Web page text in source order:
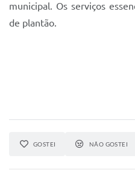
municipal. Os serviços
de plantão.
GOSTEI NÃO GOSTEI